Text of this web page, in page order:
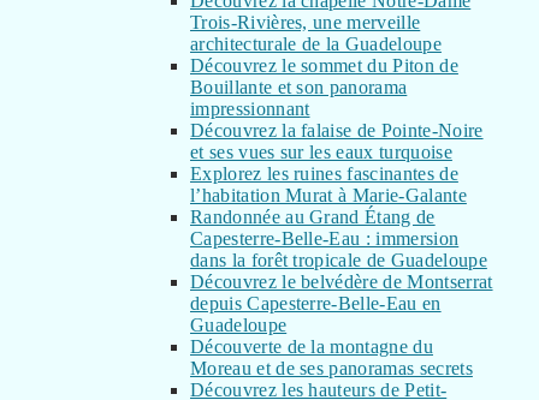
Trois-Rivières, une merveille
architecturale de la Guadeloupe
Découvrez le sommet du Piton de
Bouillante et son panorama
impressionnant
Découvrez la falaise de Pointe-Noire
et ses vues sur les eaux turquoise
Explorez les ruines fascinantes de
l’habitation Murat à Marie-Galante
Randonnée au Grand Étang de
Capesterre-Belle-Eau : immersion
dans la forêt tropicale de Guadeloupe
Découvrez le belvédère de Montserrat
depuis Capesterre-Belle-Eau en
Guadeloupe
Découverte de la montagne du
Moreau et de ses panoramas secrets
Découvrez les hauteurs de Petit-